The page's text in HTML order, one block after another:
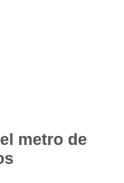
metro de